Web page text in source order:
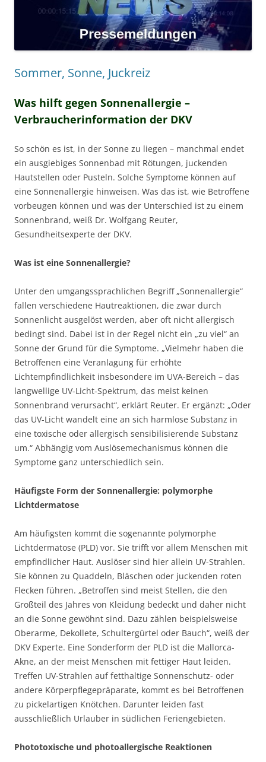
Sommer, Sonne, Juckreiz
Was hilft gegen Sonnenallergie –
Verbraucherinformation der DKV
So schön es ist, in der Sonne zu liegen – manchmal endet
ein ausgiebiges Sonnenbad mit Rötungen, juckenden
Hautstellen oder Pusteln. Solche Symptome können auf
eine Sonnenallergie hinweisen. Was das ist, wie Betroffene
vorbeugen können und was der Unterschied ist zu einem
Sonnenbrand, weiß Dr. Wolfgang Reuter,
Gesundheitsexperte der DKV.
Was ist eine Sonnenallergie?
Unter den umgangssprachlichen Begriff „Sonnenallergie“
fallen verschiedene Hautreaktionen, die zwar durch
Sonnenlicht ausgelöst werden, aber oft nicht allergisch
bedingt sind. Dabei ist in der Regel nicht ein „zu viel“ an
Sonne der Grund für die Symptome. „Vielmehr haben die
Betroffenen eine Veranlagung für erhöhte
Lichtempfindlichkeit insbesondere im UVA-Bereich – das
langwellige UV-Licht-Spektrum, das meist keinen
Sonnenbrand verursacht“, erklärt Reuter. Er ergänzt: „Oder
das UV-Licht wandelt eine an sich harmlose Substanz in
eine toxische oder allergisch sensibilisierende Substanz
um.“ Abhängig vom Auslösemechanismus können die
Symptome ganz unterschiedlich sein.
Häufigste Form der Sonnenallergie: polymorphe
Lichtdermatose
Am häufigsten kommt die sogenannte polymorphe
Lichtdermatose (PLD) vor. Sie trifft vor allem Menschen mit
empfindlicher Haut. Auslöser sind hier allein UV-Strahlen.
Sie können zu Quaddeln, Bläschen oder juckenden roten
Flecken führen. „Betroffen sind meist Stellen, die den
Großteil des Jahres von Kleidung bedeckt und daher nicht
an die Sonne gewöhnt sind. Dazu zählen beispielsweise
Oberarme, Dekollete, Schultergürtel oder Bauch“, weiß der
DKV Experte. Eine Sonderform der PLD ist die Mallorca-
Akne, an der meist Menschen mit fettiger Haut leiden.
Treffen UV-Strahlen auf fetthaltige Sonnenschutz- oder
andere Körperpflegepräparate, kommt es bei Betroffenen
zu pickelartigen Knötchen. Darunter leiden fast
ausschließlich Urlauber in südlichen Feriengebieten.
Phototoxische und photoallergische Reaktionen